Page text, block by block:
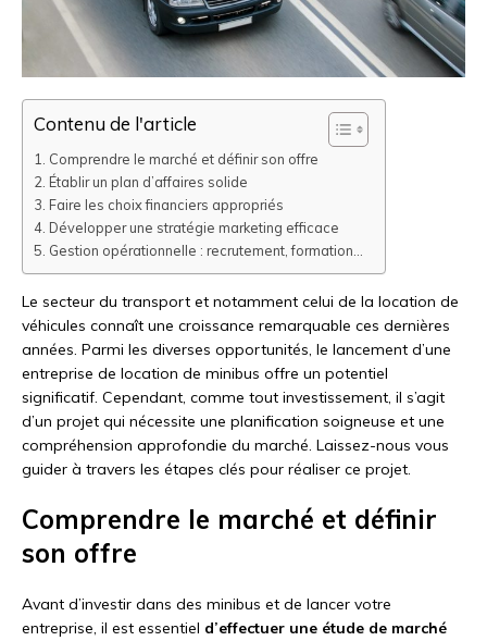
Contenu de l'article
Comprendre le marché et définir son offre
Établir un plan d’affaires solide
Faire les choix financiers appropriés
Développer une stratégie marketing efficace
Gestion opérationnelle : recrutement, formation…
Le secteur du transport et notamment celui de la location de
véhicules connaît une croissance remarquable ces dernières
années. Parmi les diverses opportunités, le lancement d’une
entreprise de location de minibus offre un potentiel
significatif. Cependant, comme tout investissement, il s’agit
d’un projet qui nécessite une planification soigneuse et une
compréhension approfondie du marché. Laissez-nous vous
guider à travers les étapes clés pour réaliser ce projet.
Comprendre le marché et définir
son offre
Avant d’investir dans des minibus et de lancer votre
entreprise, il est essentiel d’effectuer une étude de marché